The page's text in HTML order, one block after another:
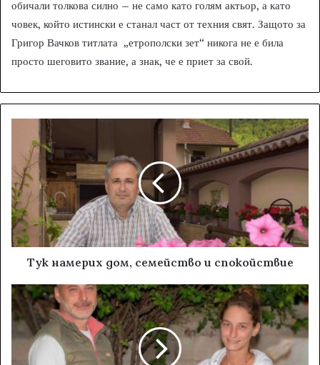
обичали толкова силно – не само като голям актьор, а като
човек, който истински е станал част от техния свят. Защото за
Григор Вачков титлата „етрополски зет“ никога не е била
просто шеговито звание, а знак, че е приет за свой.
Тук намерих дом, семейство и спокойствие